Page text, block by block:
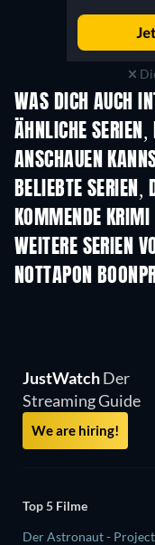
WAS DICH AUCH
Serie
ÄHNLICHE SERIEN,
ANSCHAUEN
Serie
BELIEBTE SERIEN,
Serie
KOMMENDEStaffel 6
WEITERE SERIEN
NOTTAPON
Serie
JustWatchDer
Streaming Guide
We are hiring!
Top 5 Filme
Der Astronaut -